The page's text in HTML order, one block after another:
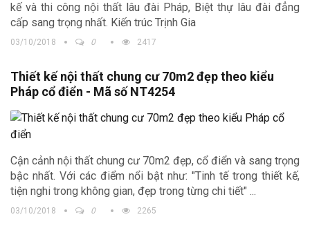
kế và thi công nội thất lâu đài Pháp, Biệt thự lâu đài đẳng
cấp sang trọng nhất. Kiến trúc Trịnh Gia
03/10/2018 0 2417
Thiết kế nội thất chung cư 70m2 đẹp theo kiểu
Pháp cổ điển - Mã số NT4254
Cận cảnh nội thất chung cư 70m2 đẹp, cổ điển và sang trọng
bậc nhất. Với các điểm nổi bật như: "Tinh tế trong thiết kế,
tiện nghi trong không gian, đẹp trong từng chi tiết" ...
03/10/2018 0 2265